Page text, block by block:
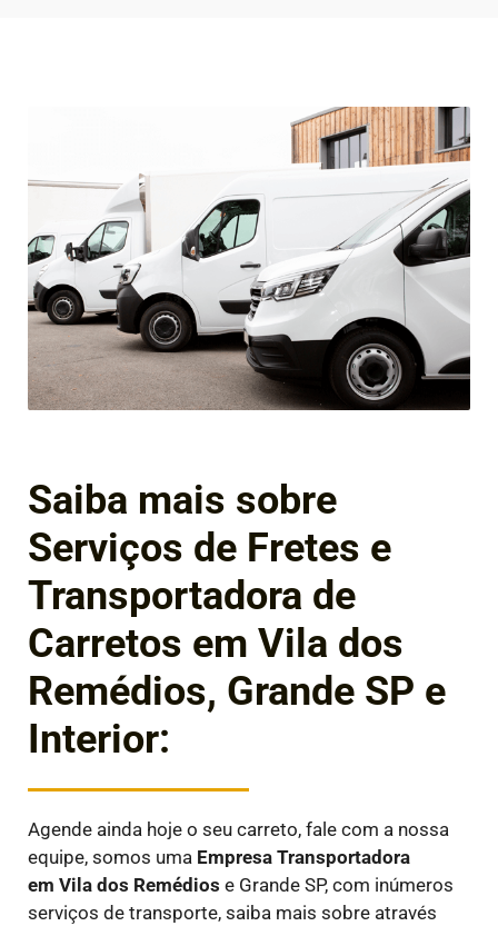
Saiba mais sobre
Serviços de Fretes e
Transportadora de
Carretos em Vila dos
Remédios, Grande SP e
Interior:
Agende ainda hoje o seu carreto, fale com a nossa
equipe, somos uma Empresa Transportadora
em Vila dos Remédios e Grande SP, com inúmeros
serviços de transporte, saiba mais sobre através